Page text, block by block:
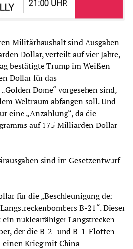
Militärhaushalt sind Ausgaben
Dollar, verteilt auf vier Jahre,
bestätigte Trump im Weißen
Dollar für das
Dome“ vorgesehen sind,
Weltraum abfangen soll. Und
eine „Anzahlung“, da die
auf 175 Milliarden Dollar
sind im Gesetzentwurf
für die „Beschleunigung der
B-21“. Dieser
ein nuklearfähiger Langstrecken-
der die B-2- und B-1-Flotten
einen Krieg mit China